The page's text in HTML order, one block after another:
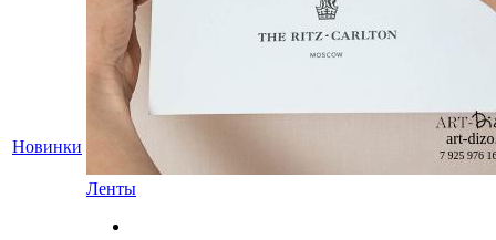
Новинки
Ленты